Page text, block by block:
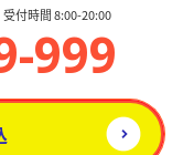
付時間 8:00-20:00
999